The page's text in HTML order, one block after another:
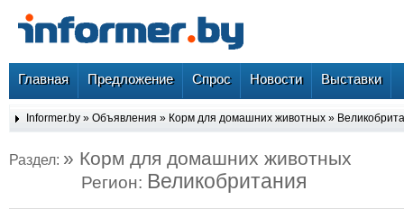
Главная Предложение Спрос Новости Выставки
Informer.by » Объявления » Корм для домашних животных »
Раздел: » Корм для домашних животных
Регион: Великобритания